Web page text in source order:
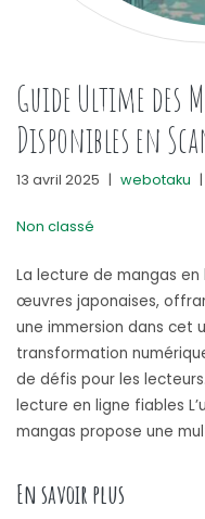
Guide Ultime des
Disponibles en
13 avril 2025 | webotaku |
Non classé
La lecture de mangas en
œuvres japonaises,
une immersion dans cet
transformation
de défis pour les
lecture en ligne fiables
mangas propose une
En savoir plus